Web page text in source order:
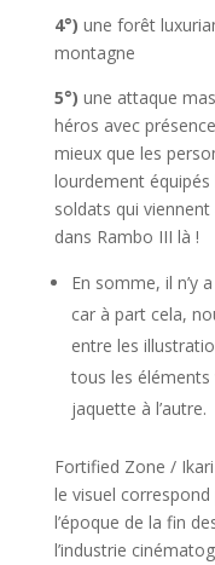
4°) une forêt
montagne
5°) une attaque
héros avec
mieux que les
lourdement équipés
soldats qui viennent
dans Rambo III là !
En somme, il n’y
car à part cela,
entre les
tous les éléments
jaquette à
Fortified Zone /
le visuel
l’époque de la fin
l’industrie